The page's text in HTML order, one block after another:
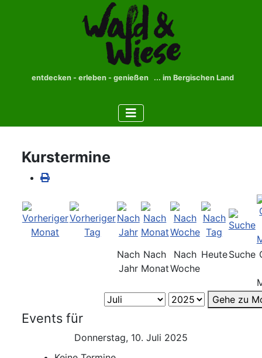
entdecken - erleben - genießen ... im Bergischen Land
Kurstermine
Nach
Jahr
Nach
Monat
Nach
Woche
HeuteSuche
Gehe zu
Events für
Donnerstag, 10. Juli 2025